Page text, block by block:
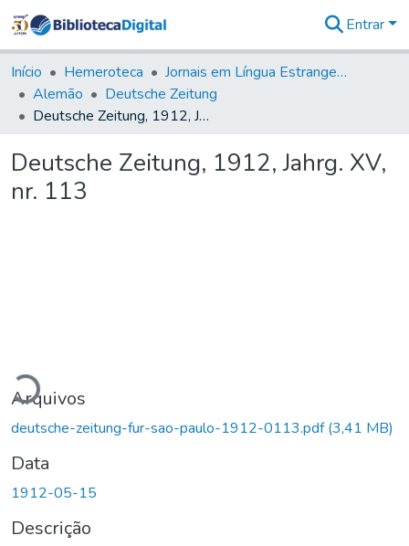
&
Coleções
Tudo na
Biblioteca
Estatísticas
Entrar
Início Hemeroteca
Jornais em Língua Estrangeira
Alemão
Deutsche Zeitung
Deutsche Zeitung, 1912, Jahrg. XV, nr. 113
Deutsche Zeitung, 1912, Jahrg. XV,
nr. 113
Arquivos
deutsche-zeitung-fur-sao-paulo-1912-0113.pdf(3,41 MB)
Data
1912-05-15
Descrição